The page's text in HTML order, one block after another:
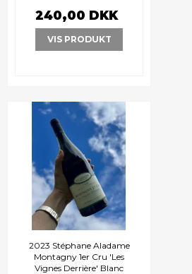
240,00 DKK
VIS PRODUKT
2023 Stéphane Aladame
Montagny 1er Cru 'Les
Vignes Derrière' Blanc